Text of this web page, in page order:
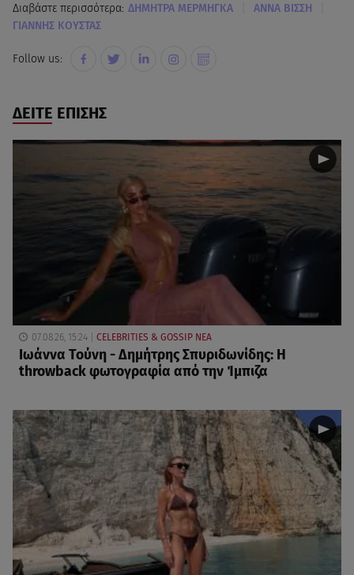
Διαβάστε περισσότερα: ΔΗΜΗΤΡΑ ΜΕΡΜΗΓΚΑ ΑΝΝΑ ΒΙΣΣΗ
ΓΙΑΝΝΗΣ ΚΟΥΣΤΑΣ
Follow us:
ΔΕΙΤΕ ΕΠΙΣΗΣ
07.08.26, 15:24 CELEBRITIES & GOSSIP ΝΕΑ
Ιωάννα Τούνη - Δημήτρης Σπυριδωνίδης: Η
throwback φωτογραφία από την Ίμπιζα